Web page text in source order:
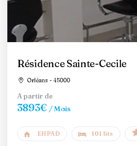
Résidence Sainte-Cecile
Orléans - 45000
A partir de
3893€ / Mois
EHPAD 101 lits